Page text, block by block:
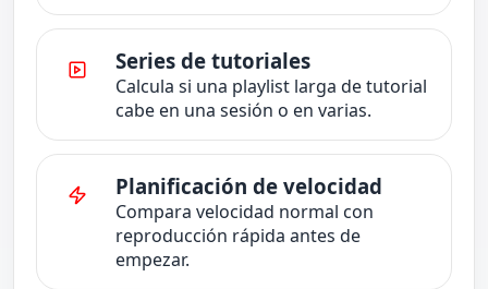
Series de tutoriales
Calcula si una playlist larga de tutorial
cabe en una sesión o en varias.
Planificación de velocidad
Compara velocidad normal con
reproducción rápida antes de
empezar.